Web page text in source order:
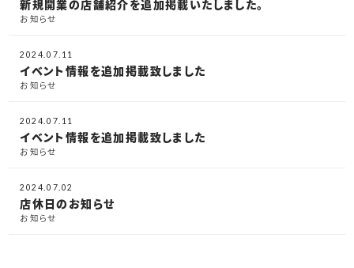
新規開業の店舗紹介を追加掲載いたしました。
お知らせ
2024.07.11
イベント情報を追加掲載致しました
お知らせ
2024.07.11
イベント情報を追加掲載致しました
お知らせ
2024.07.02
店休日のお知らせ
お知らせ